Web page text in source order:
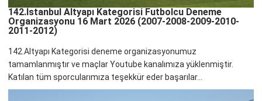
142.İstanbul Altyapı Kategorisi Futbolcu Deneme
Organizasyonu 16 Mart 2026 (2007-2008-2009-2010-
2011-2012)
142.Altyapı Kategorisi deneme organizasyonumuz
tamamlanmıştır ve maçlar Youtube kanalımıza yüklenmiştir.
Katılan tüm sporcularımıza teşekkür eder başarılar...